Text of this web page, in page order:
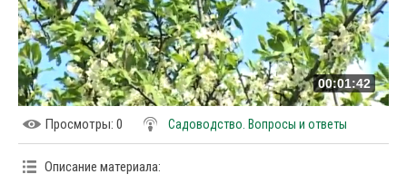
00:01:42
Просмотры: 0 Садоводство. Вопросы и ответы
Описание материала: